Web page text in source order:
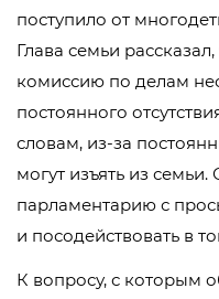
поступило от
Глава семьи
комиссию по делам
постоянного
словам, из-за
могут изъять из
парламентарию с
и посодействовать в
К вопросу, с которым